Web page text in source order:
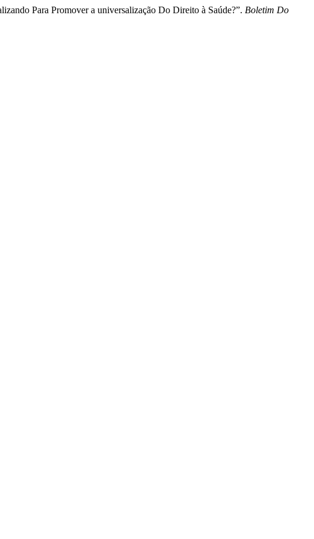
Para Promover a universalização Do Direito à Saúde?”. Boletim Do